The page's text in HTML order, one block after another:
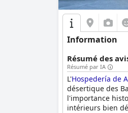
Information
Résumé des
Résumé par IA
L'Hospedería de
désertique des
l'importance
intérieurs bien